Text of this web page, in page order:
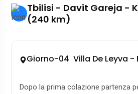
Tbilisi - Davit Gareja -
(240 km)
Giorno-04 Villa De Leyva -
Dopo la prima colazione partenza